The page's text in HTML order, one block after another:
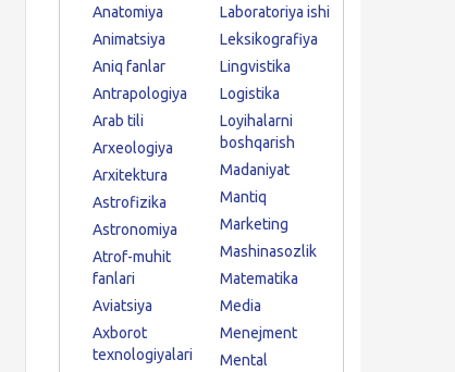
Anatomiya
Animatsiya
Aniq fanlar
Antrapologiya
Arab tili
Arxeologiya
Arxitektura
Astrofizika
Astronomiya
Atrof-muhit
fanlari
Aviatsiya
Axborot
texnologiyalari
Laboratoriya ishi
Leksikografiya
Lingvistika
Logistika
Loyihalarni
boshqarish
Madaniyat
Mantiq
Marketing
Mashinasozlik
Matematika
Media
Menejment
Mental